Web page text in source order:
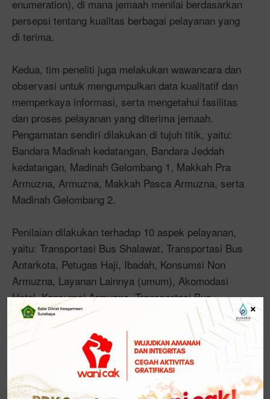
enumeration), di mana jemaah menilai berdasarkan
persepsi tentang kualitas berbagai pelayanan yang
di terima.
Kedua, tim peneliti juga melakukan wawancara dan
observasi untuk mengumpulkan data kualitatif dan
memperkaya informasi, serta mengetahui fasilitas
dan proses pelayanan yang diterima jemaah.
Pengamatan sendiri dilakukan di tujuh titik, yaitu:
Bandara Madinah kedatangan, Bandara Jeddah
kedatangan, Madinah Gelombang 1, Makkah Pra
Armuzna, Armuzna, Makkah Pasca Armuzna, serta
Madinah Gelombang 2.
Penilaian dilakukan terhadap 10 aspek pelayanan,
yaitu: Transportasi Bus Shalawat, Transportasi Bus
Antarkota, Petugas Haji, Ibadah, Konsumsi Non
Armuzna, Layanan Lainnya (umum), Akomodasi
Hotel, Konsumsi Armuzna, Transportasi Bus
Armuzna, dan Akomodasi Tenda.
Dari 10 aspek layanan yang disurvei, tujuh di
antaranya meningkat, termasuk layanan ibadah
yang mencapai 89,45 (Sangat Memuaskan). “Ini
patut disyukuri karena pada dasarnya haji adalah
×